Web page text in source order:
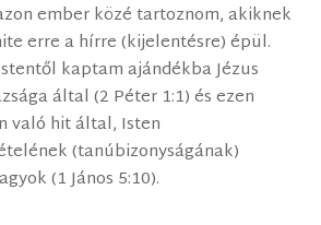
ember közé tartoznom, akiknek
erre a hírre (kijelentésre) épül.
kaptam ajándékba Jézus
által (2 Péter 1:1) és ezen
való hit által, Isten
(tanúbizonyságának)
(1 János 5:10).